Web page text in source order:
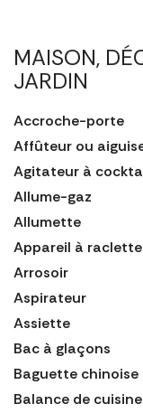
MAISON,
JARDIN
Accroche-porte
Affûteur ou
Agitateur à
Allume-gaz
Allumette
Appareil à raclette
Arrosoir
Aspirateur
Assiette
Bac à glaçons
Baguette chinoise
Balance de cuisine